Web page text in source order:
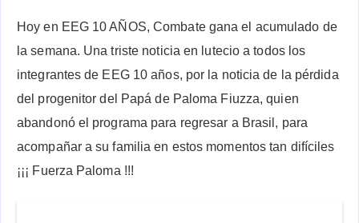
Hoy en EEG 10 AÑOS, Combate gana el acumulado de
la semana. Una triste noticia en lutecio a todos los
integrantes de EEG 10 años, por la noticia de la pérdida
del progenitor del Papá de Paloma Fiuzza, quien
abandonó el programa para regresar a Brasil, para
acompañar a su familia en estos momentos tan difíciles
¡¡¡ Fuerza Paloma !!!